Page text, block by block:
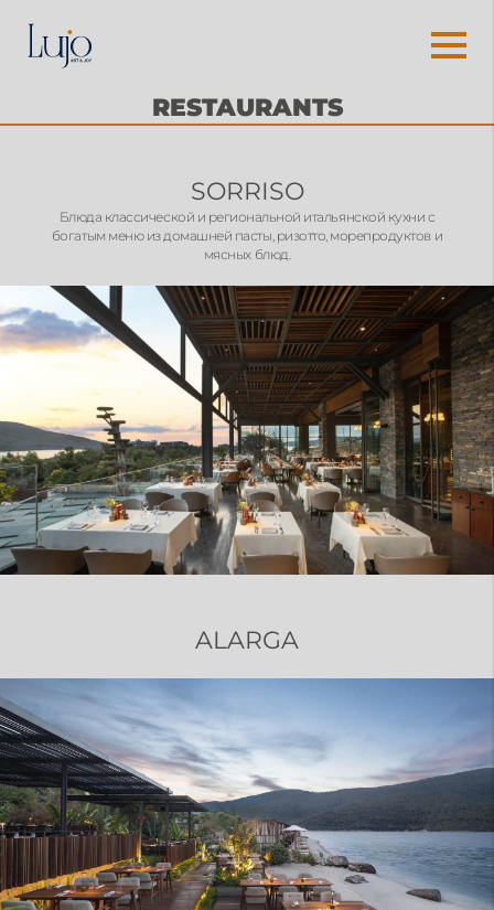
RESTAURANTS
SORRISO
Блюда классической и региональной итальянской кухни с
богатым меню из домашней пасты, ризотто, морепродуктов и
мясных блюд.
ALARGA